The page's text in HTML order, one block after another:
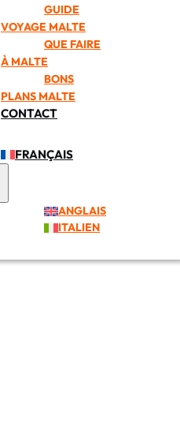
GUIDE
VOYAGE MALTE
QUE FAIRE
À MALTE
BONS
PLANS MALTE
CONTACT
FRANÇAIS
ANGLAIS
ITALIEN